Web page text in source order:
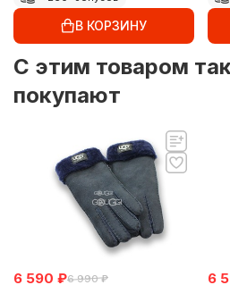
В КОРЗИНУ
C этим товаром
покупают
6 590 ₽6 990 ₽ 6